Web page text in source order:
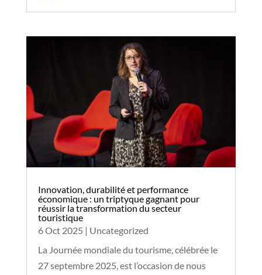
Innovation, durabilité et performance
économique : un triptyque gagnant pour
réussir la transformation du secteur
touristique
6 Oct 2025 | Uncategorized
La Journée mondiale du tourisme, célébrée le
27 septembre 2025, est l’occasion de nous